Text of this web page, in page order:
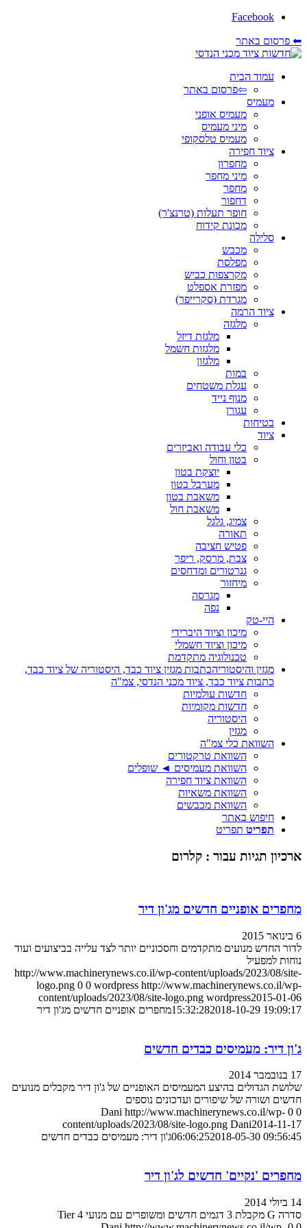
Facebook
⬅ פרסום באתר
עמוד הבית
⇦פרסום באתר
מעמיס
מעמיס אופני
מיני מעמיס
מעמיס טלסקופי
ציוד חפירה
מחפרון
מיני מחפר
מחפר
דחפור
חופר תעלות (טרנצ'ר)
מכונת קידוח
סלילה
מכבש
מפלסת
מקרצפות כביש
מפזרת אספלט
מגרדת (סקרייפר)
ציוד הרמה
מלגזה
מלגזת דיזל
מלגזות חשמל
מלגזון
במות
עגלת משטחים
מנוף נייד
עגורן
בטיחות
ציוד
כלי עבודה ואביזרים
בטון וחול
יוצקת בטון
מערבל בטון
משאבת בטון
משאבת חול
צמיג, גלגל
תאורה
פטיש חציבה
צבת, מרסק, ריפר
גנרטורים ומדחסים
מיחזור
מגרסה
נפה
היי-טק
מיכון וציוד היברידי
מיכון וציוד חשמלי
טכנולוגיה מתקדמת
מגזין והיסטוריהכתבות מגזין ציוד כבד, היסטוריה של ציוד כבד,
כתבות ציוד כבד, ציוד מכני הנדסי, צמ"ה
חדשות עולמיות
חדשות מקומיות
היסטוריה
מגזין
השוואת כלי צמ"ה
השוואת טרקטורים
השוואת מעמיסים ◄ שופלים
השוואת ציוד חפירה
השוואת משאיות
השוואת מכבשים
חיפוש באתר
תפריט תפריט
ארכיון תגיות עבור : קלרום
מחפרים אופניים חדשים מג'ון דיר
6 בינואר 2015
לדור החדש מנועים מתקדמים וחסכוניים יותר לצד עלייה בביצועים ועוד
נוחות למפעיל
http://www.machinerynews.co.il/wp-content/uploads/2023/08/site-
logo.png 0 0 wordpress http://www.machinerynews.co.il/wp-
content/uploads/2023/08/site-logo.png wordpress2015-01-06
15:32:282018-10-29 19:09:17 מחפרים אופניים חדשים מג'ון דיר
ג'ון דיר: מעמיסים כבדים חדשים
17 בנובמבר 2014
שלושת הגדולים בהיצע המעמיסים האופניים של ג'ון דיר מקבלים מנועים
חדשים ושורה של שיפורים ועדכונים נוספים
0
0
Dani http://www.machinerynews.co.il/wp-
content/uploads/2023/08/site-logo.png Dani2014-11-17
06:06:252018-05-30 09:56:45 ג'ון דיר: מעמיסים כבדים חדשים
מחפרים 'נקיים' חדשים לג'ון דיר
14 ביולי 2014
סדרה G מקבלת 3 דגמים חדשים ומשופרים עם מנועי Tier 4